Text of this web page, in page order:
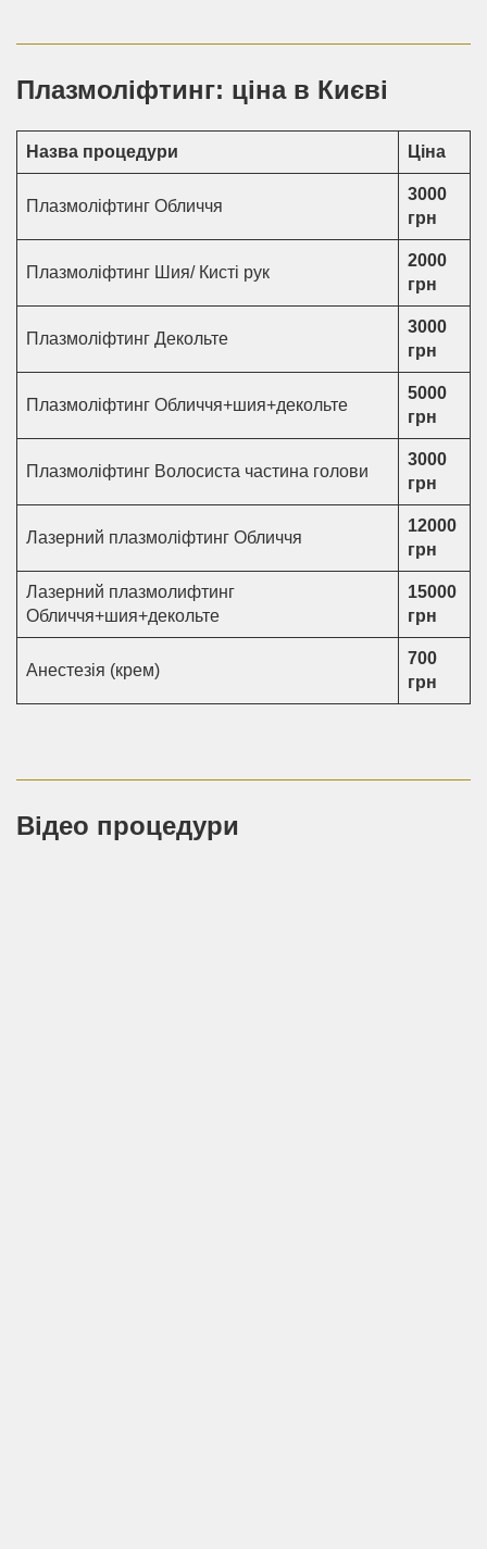
Плазмоліфтинг: ціна в Києві
Назва процедури Ціна
Плазмоліфтинг Обличчя
3000
грн
Плазмоліфтинг Шия/ Кисті рук
2000
грн
Плазмоліфтинг Декольте
3000
грн
Плазмоліфтинг Обличчя+шия+декольте
5000
грн
Плазмоліфтинг Волосиста частина голови
3000
грн
Лазерний плазмоліфтинг Обличчя
12000
грн
Лазерний плазмолифтинг
Обличчя+шия+декольте
15000
грн
Анестезія (крем)
700
грн
Відео процедури